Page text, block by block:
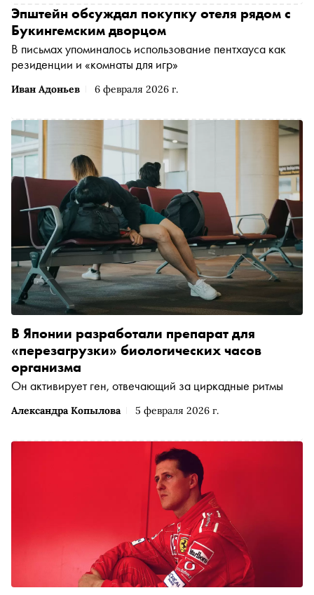
Иван Адоньев 6 февраля 2026 г.
Эпштейн обсуждал покупку отеля рядом с
Букингемским дворцом
В письмах упоминалось использование пентхауса как
резиденции и «комнаты для игр»
Александра Копылова 5 февраля 2026 г.
В Японии разработали препарат для
«перезагрузки» биологических часов
организма
Он активирует ген, отвечающий за циркадные ритмы